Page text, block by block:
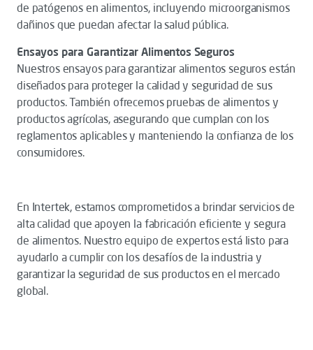
de patógenos en alimentos, incluyendo microorganismos
dañinos que puedan afectar la salud pública.
Ensayos para Garantizar Alimentos Seguros
Nuestros ensayos para garantizar alimentos seguros están
diseñados para proteger la calidad y seguridad de sus
productos. También ofrecemos pruebas de alimentos y
productos agrícolas, asegurando que cumplan con los
reglamentos aplicables y manteniendo la confianza de los
consumidores.
En Intertek, estamos comprometidos a brindar servicios de
alta calidad que apoyen la fabricación eficiente y segura
de alimentos. Nuestro equipo de expertos está listo para
ayudarlo a cumplir con los desafíos de la industria y
garantizar la seguridad de sus productos en el mercado
global.